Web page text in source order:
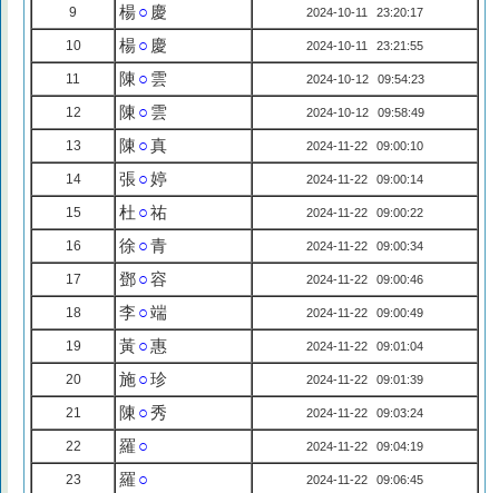
9 楊○ 慶 2024-10-11 23:20:17
10 楊○ 慶 2024-10-11 23:21:55
11 陳 ○ 雲 2024-10-12 09:54:23
12 陳 ○ 雲 2024-10-12 09:58:49
13 陳 ○真 2024-11-22 09:00:10
14 張○婷 2024-11-22 09:00:14
15 杜 ○祐 2024-11-22 09:00:22
16 徐 ○青 2024-11-22 09:00:34
17 鄧○容 2024-11-22 09:00:46
18 李○端 2024-11-22 09:00:49
19 黃○惠 2024-11-22 09:01:04
20 施○珍 2024-11-22 09:01:39
21 陳 ○秀 2024-11-22 09:03:24
22 羅 ○ 2024-11-22 09:04:19
23 羅 ○ 2024-11-22 09:06:45